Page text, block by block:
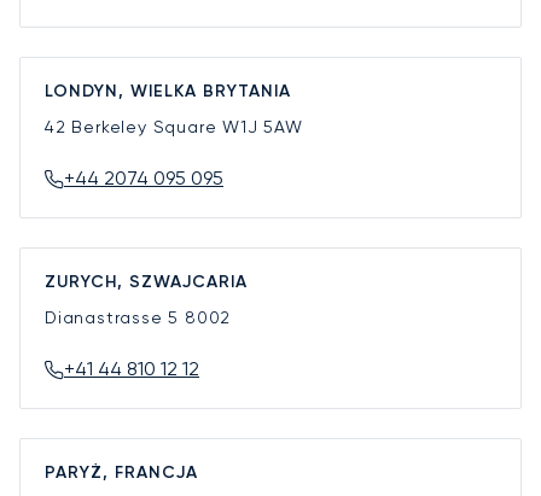
LONDYN, WIELKA BRYTANIA
42 Berkeley SquareW1J 5AW
+44 2074 095 095
ZURYCH, SZWAJCARIA
Dianastrasse 5 8002
+41 44 810 12 12
PARYŻ, FRANCJA